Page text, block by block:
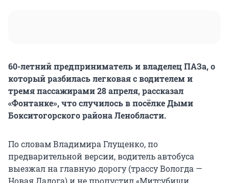
60-летний предприниматель и владелец ПАЗа, о
который разбилась легковая с водителем и
тремя пассажирами 28 апреля, рассказал
«Фонтанке», что случилось в посёлке Дыми
Бокситогорского района Ленобласти.
По словам Владимира Глущенко, по
предварительной версии, водитель автобуса
выезжал на главную дорогу (трассу Вологда —
Новая Ладога) и не пропустил «Митсубиши